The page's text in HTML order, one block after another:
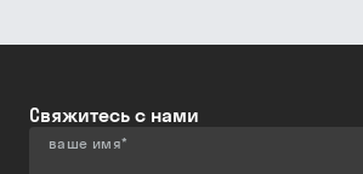
Свяжитесь с нами
ваше имя*